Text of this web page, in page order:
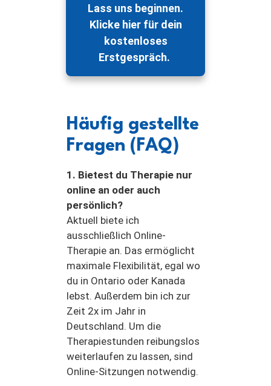
Lass uns beginnen.
Klicke hier für dein
kostenloses
Erstgespräch.
Häufig gestellte
Fragen (FAQ)
1. Bietest du Therapie nur
online an oder auch
persönlich?
Aktuell biete ich
ausschließlich Online-
Therapie an. Das ermöglicht
maximale Flexibilität, egal wo
du in Ontario oder Kanada
lebst. Außerdem bin ich zur
Zeit 2x im Jahr in
Deutschland. Um die
Therapiestunden reibungslos
weiterlaufen zu lassen, sind
Online-Sitzungen notwendig.